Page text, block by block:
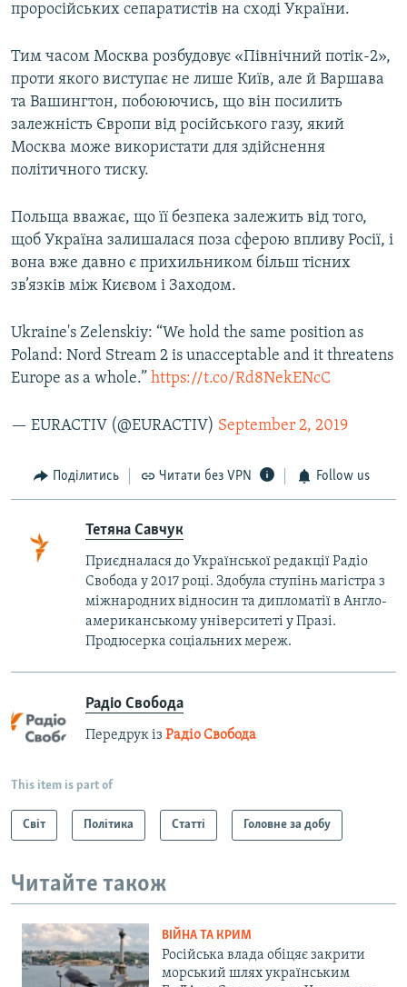
проросійських сепаратистів на сході України.
Тим часом Москва розбудовує «Північний потік-2»,
проти якого виступає не лише Київ, але й Варшава
та Вашингтон, побоюючись, що він посилить
залежність Європи від російського газу, який
Москва може використати для здійснення
політичного тиску.
Польща вважає, що її безпека залежить від того,
щоб Україна залишалася поза сферою впливу Росії, і
вона вже давно є прихильником більш тісних
зв’язків між Києвом і Заходом.
Ukraine's Zelenskiy: “We hold the same position as
Poland: Nord Stream 2 is unacceptable and it threatens
Europe as a whole.” https://t.co/Rd8NekENcC
— EURACTIV (@EURACTIV) September 2, 2019
Поділитись Читати без VPN Follow us
Тетяна Савчук
Приєдналася до Української редакції Радіо
Свобода у 2017 році. Здобула ступінь магістра з
міжнародних відносин та дипломатії в Англо-
американському університеті у Празі.
Продюсерка соціальних мереж.
Радіо Свобода
Передрук із Радіо Свобода
This item is part of
Світ Політика Статті Головне за добу
Читайте також
ВІЙНА ТА КРИМ
Російська влада обіцяє закрити
морський шлях українським